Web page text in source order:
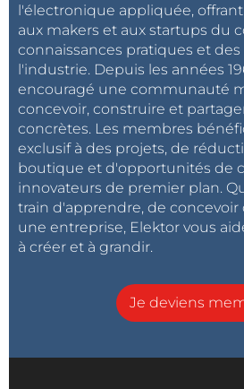
l'électronique appliquée,
aux makers et aux startups du
connaissances pratiques et
l'industrie. Depuis les années
encouragé une communauté
concevoir, construire et
concrètes. Les membres
exclusif à des projets, de
boutique et d'opportunités de
innovateurs de premier plan.
train d'apprendre, de
une entreprise, Elektor vous
à créer et à grandir.
Je deviens